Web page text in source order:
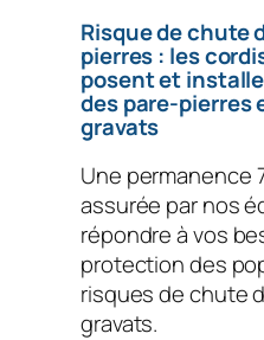
Risque de chute
pierres : les
posent et
des pare-pierres
gravats
Une permanence
assurée par nos
répondre à vos
protection des
risques de chute
gravats.